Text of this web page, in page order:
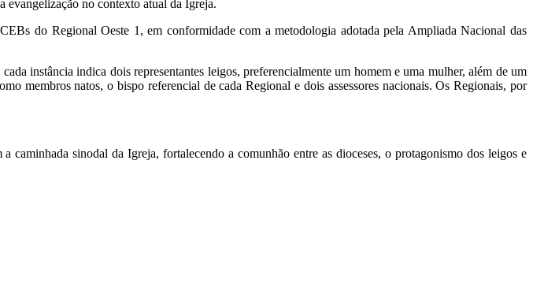
evangelização no contexto atual da Igreja.
do Regional Oeste 1, em conformidade com a metodologia adotada pela Ampliada Nacional das
instância indica dois representantes leigos, preferencialmente um homem e uma mulher, além de um
membros natos, o bispo referencial de cada Regional e dois assessores nacionais. Os Regionais, por
sinodal da Igreja, fortalecendo a comunhão entre as dioceses, o protagonismo dos leigos e